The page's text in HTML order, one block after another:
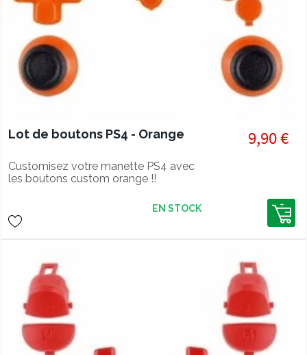
Lot de boutons PS4 - Orange
Customisez votre manette PS4 avec
les boutons custom orange !!
9,90 €
EN STOCK